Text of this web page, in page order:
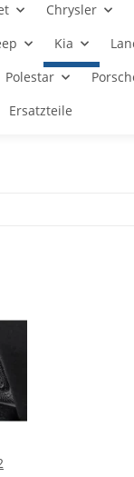
Chrysler
Kia
Polestar
Ersatzteile